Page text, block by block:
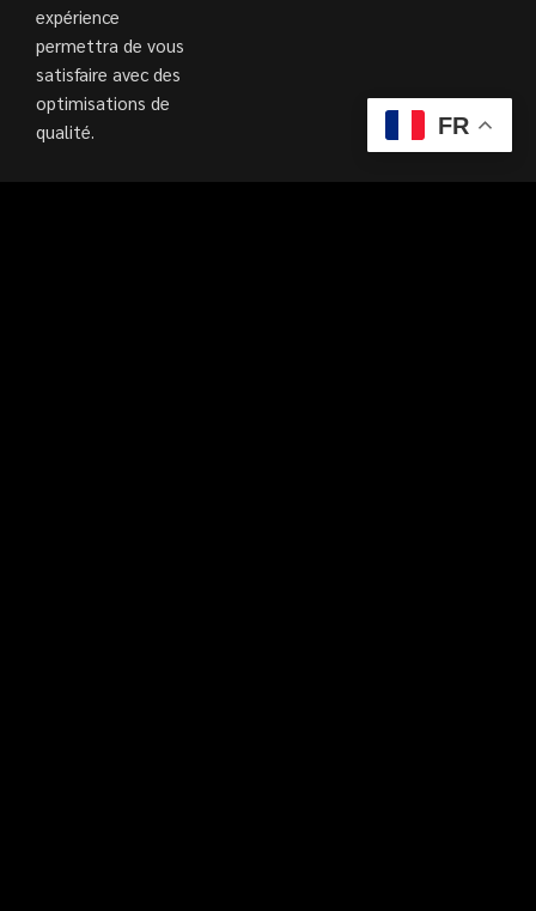
expérience
permettra de vous
satisfaire avec des
optimisations de
qualité.
FR